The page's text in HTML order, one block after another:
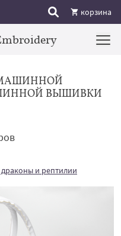
корзина
ВЫШИВКИ
и рептилии